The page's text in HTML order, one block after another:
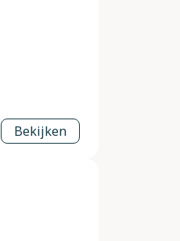
Bekijken